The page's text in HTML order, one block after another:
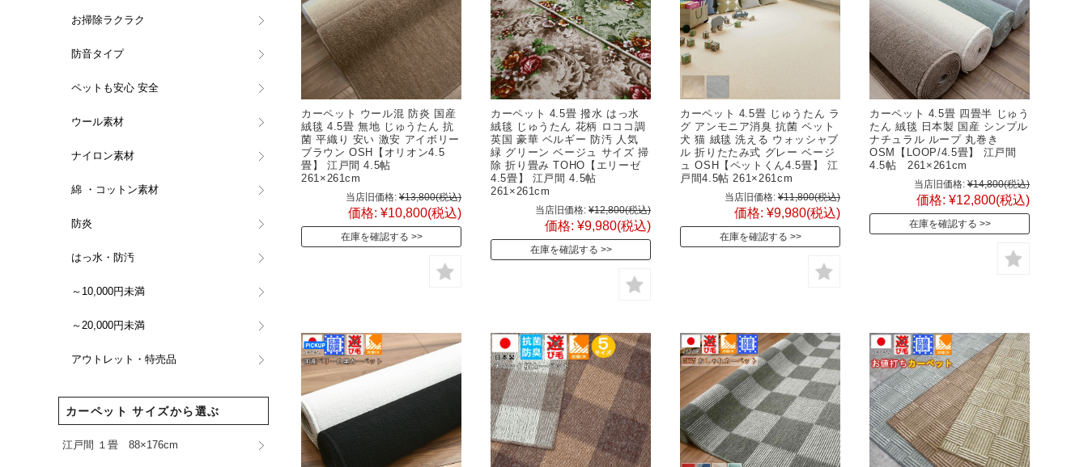
カーペット ウール混 防炎 国産
絨毯 4.5畳 無地 じゅうたん 抗
菌 平織り 安い 激安 アイボリー
ブラウン OSH【オリオン4.5
畳】 江戸間 4.5帖
261×261cm
当店旧価格: ¥13,800(税込)
価格: ¥10,800(税込)
在庫を確認する
カーペット 4.5畳 撥水 はっ水
絨毯 じゅうたん 花柄 ロココ調
英国 豪華 ベルギー 防汚 人気
緑 グリーン ベージュ サイズ 掃
除 折り畳み TOHO【エリーゼ
4.5畳】 江戸間 4.5帖
261×261cm
当店旧価格: ¥12,800(税込)
価格: ¥9,980(税込)
在庫を確認する
カーペット 4.5畳 じゅうたん ラ
グ アンモニア消臭 抗菌 ペット
犬 猫 絨毯 洗える ウォッシャブ
ル 折りたたみ式 グレー ベージ
ュ OSH【ペットくん4.5畳】 江
戸間4.5帖 261×261cm
当店旧価格: ¥11,800(税込)
価格: ¥9,980(税込)
在庫を確認する
カーペット 4.5畳 四畳半 じゅう
たん 絨毯 日本製 国産 シンプル
ナチュラル ループ 丸巻き
OSM【LOOP/4.5畳】 江戸間
4.5帖 261×261cm
当店旧価格: ¥14,800(税込)
価格: ¥12,800(税込)
在庫を確認する
お掃除ラクラク
防音タイプ
ペットも安心 安全
ウール素材
ナイロン素材
綿 ・コットン素材
防炎
はっ水・防汚
～10,000円未満
～20,000円未満
アウトレット・特売品
カーペット サイズから選ぶ
江戸間 １畳 88×176cm